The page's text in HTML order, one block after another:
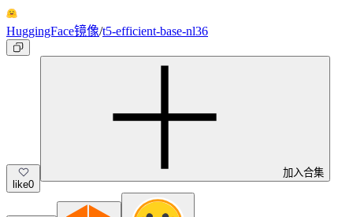
HuggingFace镜像/t5-efficient-base-nl36
like0
加入合集